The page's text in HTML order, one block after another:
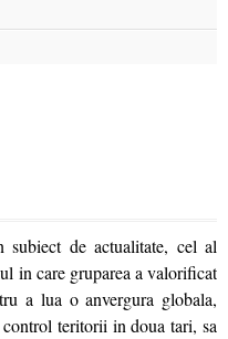
de actualitate, cel al
in care gruparea a valorificat
a lua o anvergura globala,
control teritorii in doua tari, sa